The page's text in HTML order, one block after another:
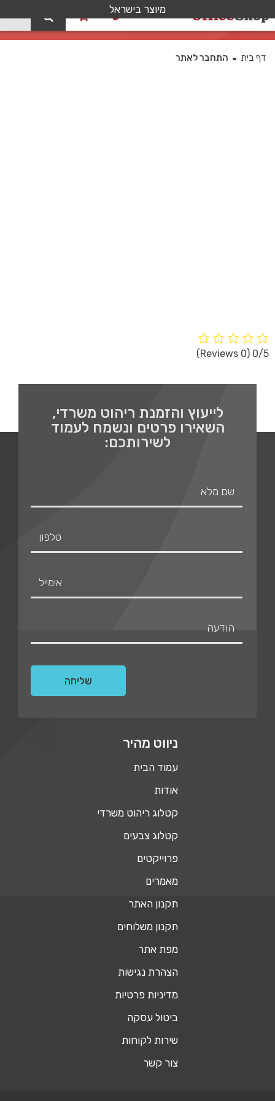
מיוצר בישראל
התחבר לאתר
דף בית ■ התחבר לאתר
0/5
(0 Reviews)
לייעוץ והזמנת ריהוט משרדי,
השאירו פרטים ונשמח לעמוד
לשירותכם:
ניווט מהיר
עמוד הבית
אודות
קטלוג ריהוט משרדי
קטלוג צבעים
פרוייקטים
מאמרים
תקנון האתר
תקנון משלוחים
מפת אתר
הצהרת נגישות
מדיניות פרטיות
ביטול עסקה
שירות לקוחות
צור קשר